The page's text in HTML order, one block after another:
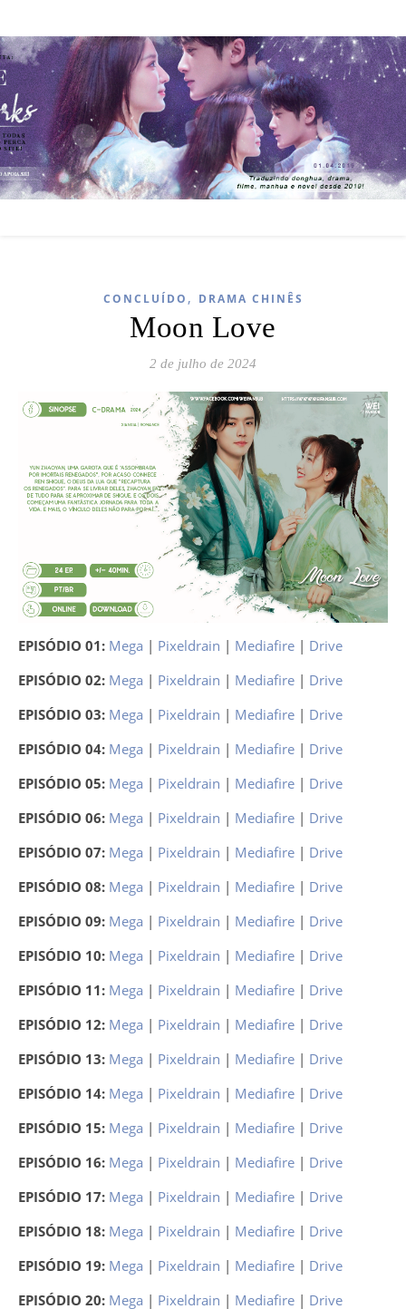
CONCLUÍDO , DRAMA CHINÊS
Moon Love
2 de julho de 2024
EPISÓDIO 01: Mega | Pixeldrain | Mediafire | Drive
EPISÓDIO 02: Mega | Pixeldrain | Mediafire | Drive
EPISÓDIO 03: Mega | Pixeldrain | Mediafire | Drive
EPISÓDIO 04: Mega | Pixeldrain | Mediafire | Drive
EPISÓDIO 05: Mega | Pixeldrain | Mediafire | Drive
EPISÓDIO 06: Mega | Pixeldrain | Mediafire | Drive
EPISÓDIO 07: Mega | Pixeldrain | Mediafire | Drive
EPISÓDIO 08: Mega | Pixeldrain | Mediafire | Drive
EPISÓDIO 09: Mega | Pixeldrain | Mediafire | Drive
EPISÓDIO 10: Mega | Pixeldrain | Mediafire | Drive
EPISÓDIO 11: Mega | Pixeldrain | Mediafire | Drive
EPISÓDIO 12: Mega | Pixeldrain | Mediafire | Drive
EPISÓDIO 13: Mega | Pixeldrain | Mediafire | Drive
EPISÓDIO 14: Mega | Pixeldrain | Mediafire | Drive
EPISÓDIO 15: Mega | Pixeldrain | Mediafire | Drive
EPISÓDIO 16: Mega | Pixeldrain | Mediafire | Drive
EPISÓDIO 17: Mega | Pixeldrain | Mediafire | Drive
EPISÓDIO 18: Mega | Pixeldrain | Mediafire | Drive
EPISÓDIO 19: Mega | Pixeldrain | Mediafire | Drive
EPISÓDIO 20: Mega | Pixeldrain | Mediafire | Drive